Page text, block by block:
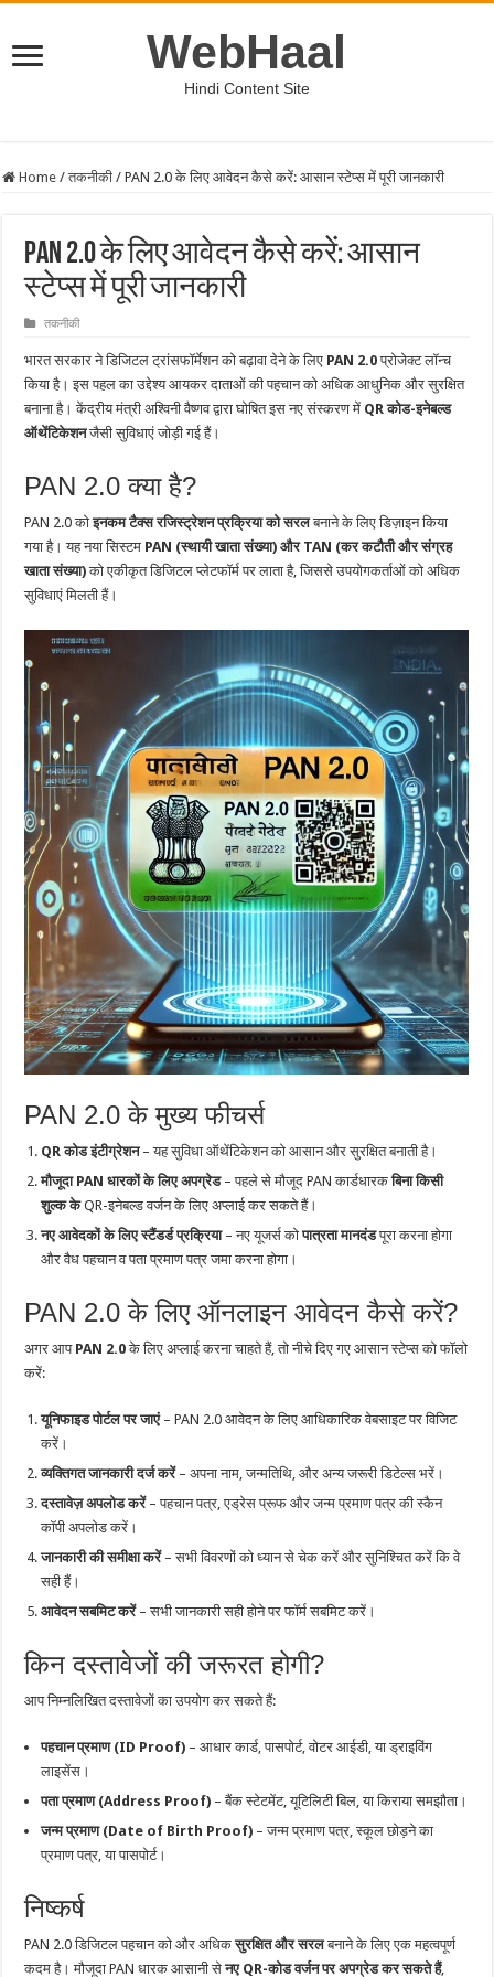
WebHaal
Hindi Content Site
Home / तकनीकी / PAN 2.0 के लिए आवेदन कैसे करें: आसान स्टेप्स में पूरी जानकारी
PAN 2.0 के लिए आवेदन कैसे करें: आसान
स्टेप्स में पूरी जानकारी
तकनीकी
भारत सरकार ने डिजिटल ट्रांसफॉर्मेशन को बढ़ावा देने के लिए PAN 2.0प्रोजेक्ट लॉन्च
किया है। इस पहल का उद्देश्य आयकर दाताओं की पहचान को अधिक आधुनिक और सुरक्षित
बनाना है। केंद्रीय मंत्री अश्विनी वैष्णव द्वारा घोषित इस नए संस्करण में QR कोड-इनेबल्ड
ऑथेंटिकेशनजैसी सुविधाएं जोड़ी गई हैं।
PAN 2.0 क्या है?
PAN 2.0 कोइनकम टैक्स रजिस्ट्रेशन प्रक्रिया को सरलबनाने के लिए डिज़ाइन किया
गया है। यह नया सिस्टम PAN (स्थायी खाता संख्या) और TAN (कर कटौती और संग्रह
खाता संख्या)को एकीकृत डिजिटल प्लेटफॉर्म पर लाता है, जिससे उपयोगकर्ताओं को अधिक
सुविधाएं मिलती हैं।
PAN 2.0 के मुख्य फीचर्स
QR कोड इंटीग्रेशन– यह सुविधा ऑथेंटिकेशन को आसान और सुरक्षित बनाती है।
मौजूदा PAN धारकों के लिए अपग्रेड– पहले से मौजूद PAN कार्डधारकबिना किसी
शुल्क केQR-इनेबल्ड वर्जन के लिए अप्लाई कर सकते हैं।
नए आवेदकों के लिए स्टैंडर्ड प्रक्रिया– नए यूजर्स कोपात्रता मानदंडपूरा करना होगा
और वैध पहचान व पता प्रमाण पत्र जमा करना होगा।
PAN 2.0 के लिए ऑनलाइन आवेदन कैसे करें?
अगर आप PAN 2.0के लिए अप्लाई करना चाहते हैं, तो नीचे दिए गए आसान स्टेप्स को फॉलो
करें:
यूनिफाइड पोर्टल पर जाएं– PAN 2.0 आवेदन के लिए आधिकारिक वेबसाइट पर विजिट
करें।
व्यक्तिगत जानकारी दर्ज करें– अपना नाम, जन्मतिथि, और अन्य जरूरी डिटेल्स भरें।
दस्तावेज़ अपलोड करें– पहचान पत्र, एड्रेस प्रूफ और जन्म प्रमाण पत्र की स्कैन
कॉपी अपलोड करें।
जानकारी की समीक्षा करें– सभी विवरणों को ध्यान से चेक करें और सुनिश्चित करें कि वे
सही हैं।
आवेदन सबमिट करें– सभी जानकारी सही होने पर फॉर्म सबमिट करें।
किन दस्तावेजों की जरूरत होगी?
आप निम्नलिखित दस्तावेजों का उपयोग कर सकते हैं:
पहचान प्रमाण (ID Proof) – आधार कार्ड, पासपोर्ट, वोटर आईडी, या ड्राइविंग
लाइसेंस।
पता प्रमाण (Address Proof) – बैंक स्टेटमेंट, यूटिलिटी बिल, या किराया समझौता।
जन्म प्रमाण (Date of Birth Proof) – जन्म प्रमाण पत्र, स्कूल छोड़ने का
प्रमाण पत्र, या पासपोर्ट।
निष्कर्ष
PAN 2.0 डिजिटल पहचान को और अधिकसुरक्षित और सरलबनाने के लिए एक महत्वपूर्ण
कदम है। मौजूदा PAN धारक आसानी सेनए QR-कोड वर्जन पर अपग्रेड कर सकते हैं,